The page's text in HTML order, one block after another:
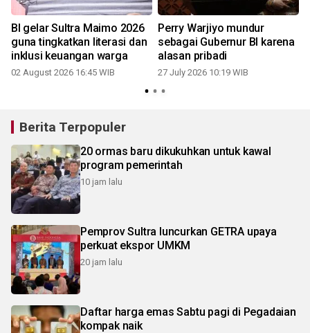
BI gelar Sultra Maimo 2026
guna tingkatkan literasi dan
inklusi keuangan warga
02 August 2026 16:45 WIB
Perry Warjiyo mundur
sebagai Gubernur BI karena
alasan pribadi
27 July 2026 10:19 WIB
Berita Terpopuler
20 ormas baru dikukuhkan untuk kawal
program pemerintah
10 jam lalu
Pemprov Sultra luncurkan GETRA upaya
perkuat ekspor UMKM
20 jam lalu
Daftar harga emas Sabtu pagi di Pegadaian
kompak naik